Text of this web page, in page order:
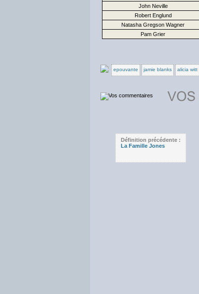
John Neville
Robert Englund
Natasha Gregson Wagner
Pam Grier
epouvante jamie blanks alicia witt
Définition précédente :
La Famille Jones